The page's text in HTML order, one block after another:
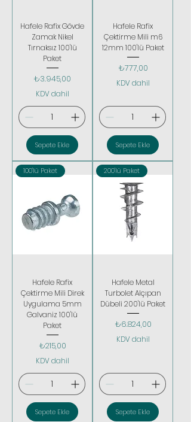
Hafele Rafix Gövde
Zamak Nikel
Tırnaksız 100'lü
Paket
Fiyat
₺3.945,00
KDV dahil
Sepete Ekle
Hafele Rafix
Çektirme Mili m6
12mm 100'lü Paket
Fiyat
₺777,00
KDV dahil
Sepete Ekle
100'lü Paket
Hafele Rafix
Çektirme Mili Direk
Uygulama 5mm
Galvaniz 100'lü
Paket
Fiyat
₺215,00
KDV dahil
Sepete Ekle
200'lü Paket
Hafele Metal
Turbolet Alçıpan
Dübeli 200'lü Paket
Fiyat
₺6.824,00
KDV dahil
Sepete Ekle